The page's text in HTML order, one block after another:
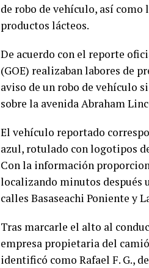
de robo de vehículo, así como
productos lácteos.
De acuerdo con el reporte
(GOE) realizaban labores de
aviso de un robo de vehículo
sobre la avenida Abraham
El vehículo reportado
azul, rotulado con logotipos
Con la información
localizando minutos después
calles Basaseachi Poniente y
Tras marcarle el alto al
empresa propietaria del
identificó como Rafael F. G.,